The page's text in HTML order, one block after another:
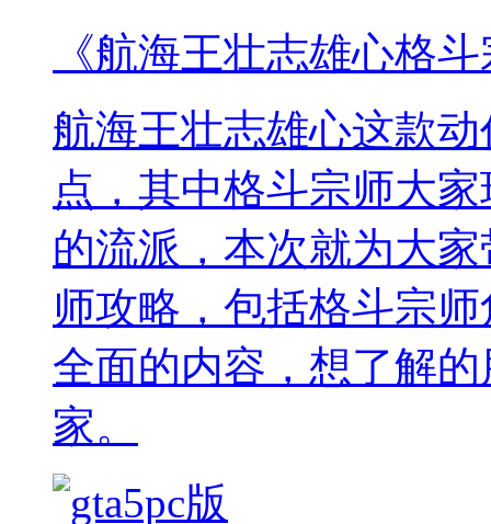
《航海王壮志雄心格
航海王壮志雄心这款
点，其中格斗宗师大
的流派，本次就为大
师攻略，包括格斗宗
全面的内容，想了解
家。